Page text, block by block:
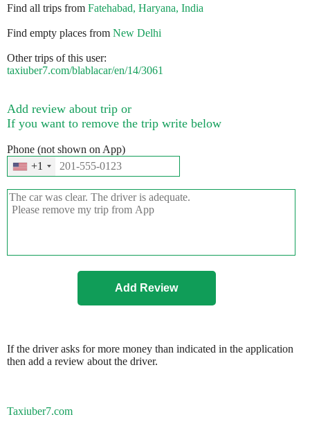
Find all trips from Fatehabad, Haryana, India
Find empty places from New Delhi
Other trips of this user:
taxiuber7.com/blablacar/en/14/3061
Add review about trip or
If you want to remove the trip write below
Phone (not shown on App)
+1
If the driver asks for more money than indicated in the application
then add a review about the driver.
Taxiuber7.com